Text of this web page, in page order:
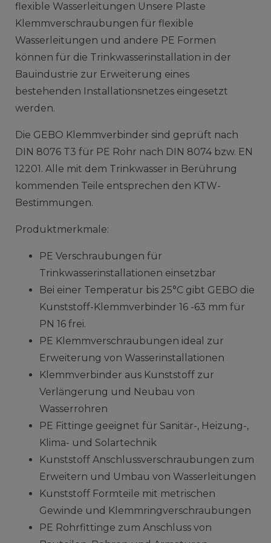
flexible Wasserleitungen Unsere Plaste
Klemmverschraubungen für flexible
Wasserleitungen und andere PE Formen
können für die Trinkwasserinstallation in der
Bauindustrie zur Erweiterung eines
bestehenden Installationsnetzes eingesetzt
werden.
Die GEBO Klemmverbinder sind geprüft nach
DIN 8076 T3 für PE Rohr nach DIN 8074 bzw. EN
12201. Alle mit dem Trinkwasser in Berührung
kommenden Teile entsprechen den KTW-
Bestimmungen.
Produktmerkmale:
PE Verschraubungen für
Trinkwasserinstallationen einsetzbar
Bei einer Temperatur bis 25°C gibt GEBO die
Kunststoff-Klemmverbinder 16 -63 mm für
PN 16 frei.
PE Klemmverschraubungen ideal zur
Erweiterung von Wasserinstallationen
Klemmverbinder aus Kunststoff zur
Verlängerung und Neubau von
Wasserrohren
PE Fittinge geeignet für Sanitär-, Heizung-,
Klima- und Solartechnik
Kunststoff Anschlussverschraubungen zum
Erweitern und Umbau von Wasserleitungen
Kunststoff Formteile mit metrischen
Gewinde und Klemmringverschraubungen
PE Rohrfittinge zum Anschluss von